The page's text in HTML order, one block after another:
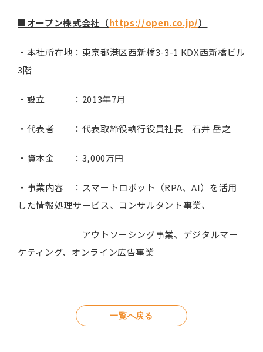
■オープン株式会社（https://open.co.jp/）
・本社所在地：東京都港区西新橋3-3-1 KDX西新橋ビル
3階
・設立 ：2013年7月
・代表者 ：代表取締役執行役員社長 石井 岳之
・資本金 ：3,000万円
・事業内容 ：スマートロボット（RPA、AI）を活用
した情報処理サービス、コンサルタント事業、
アウトソーシング事業、デジタルマー
ケティング、オンライン広告事業
一覧へ戻る